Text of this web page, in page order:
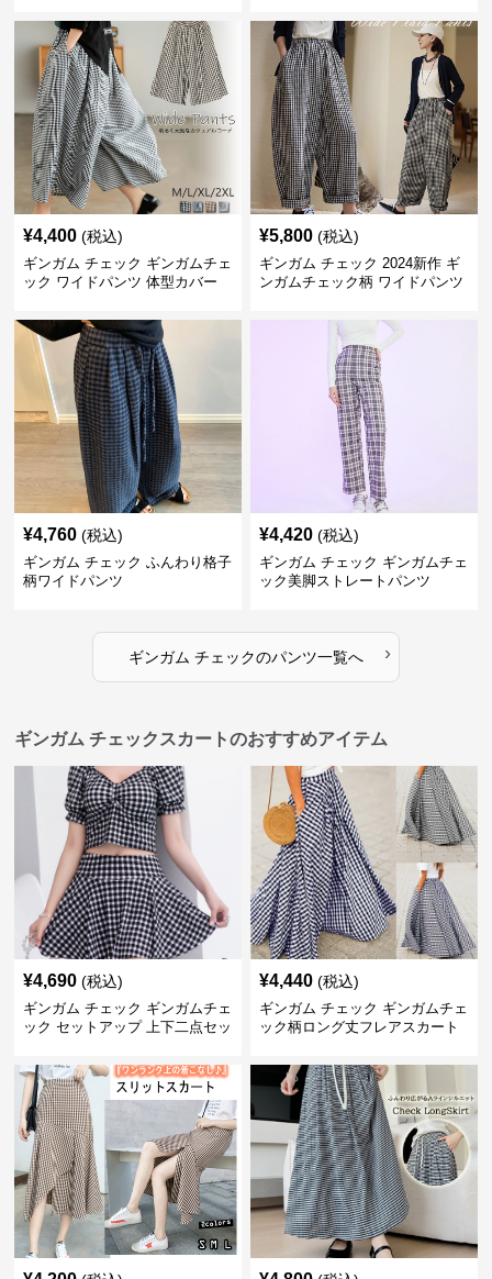
¥4,400 (税込)
ギンガム チェック ギンガムチェ
ック ワイドパンツ 体型カバー
¥5,800 (税込)
ギンガム チェック 2024新作 ギ
ンガムチェック柄 ワイドパンツ
¥4,760 (税込)
ギンガム チェック ふんわり格子
柄ワイドパンツ
¥4,420 (税込)
ギンガム チェック ギンガムチェ
ック美脚ストレートパンツ
ギンガム チェックのパンツ一覧へ ›
ギンガム チェックスカートのおすすめアイテム
¥4,690 (税込)
ギンガム チェック ギンガムチェ
ック セットアップ 上下二点セッ
¥4,440 (税込)
ギンガム チェック ギンガムチェ
ック柄ロング丈フレアスカート